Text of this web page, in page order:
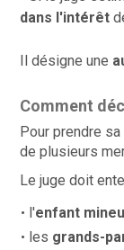
dans l'intérêt
Il désigne une
Comment
Pour prendre
de plusieurs
Le juge doit
l'enfant
les grands-